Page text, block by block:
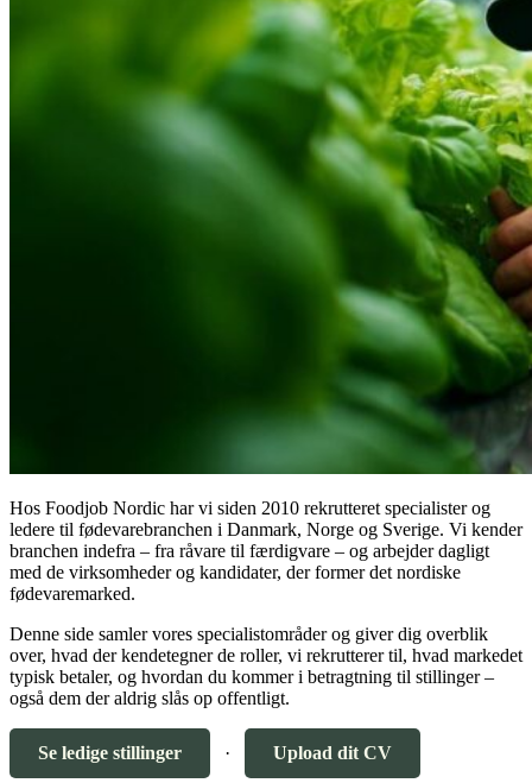
Hos Foodjob Nordic har vi siden 2010 rekrutteret specialister og
ledere til fødevarebranchen i Danmark, Norge og Sverige. Vi kender
branchen indefra – fra råvare til færdigvare – og arbejder dagligt
med de virksomheder og kandidater, der former det nordiske
fødevaremarked.
Denne side samler vores specialistområder og giver dig overblik
over, hvad der kendetegner de roller, vi rekrutterer til, hvad markedet
typisk betaler, og hvordan du kommer i betragtning til stillinger –
også dem der aldrig slås op offentligt.
Se ledige stillinger · Upload dit CV